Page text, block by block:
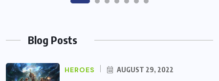
Blog Posts
HEROES AUGUST 29, 2022